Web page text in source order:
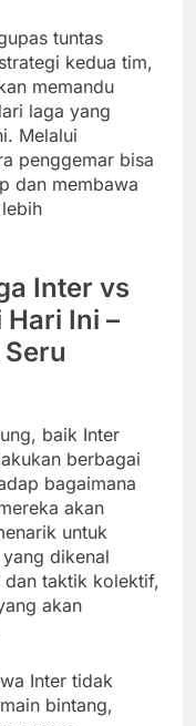
tuntas
kedua tim,
memandu
laga yang
Melalui
penggemar bisa
dan membawa
Inter vs
Ini –
baik Inter
berbagai
bagaimana
akan
untuk
dikenal
dan taktik kolektif,
akan
Inter tidak
bintang,